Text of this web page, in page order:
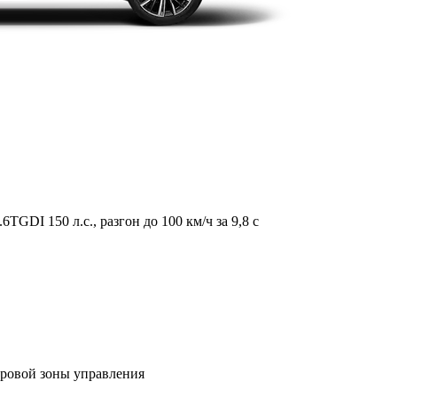
150 л.с., разгон до 100 км/ч за 9,8 с
зоны управления